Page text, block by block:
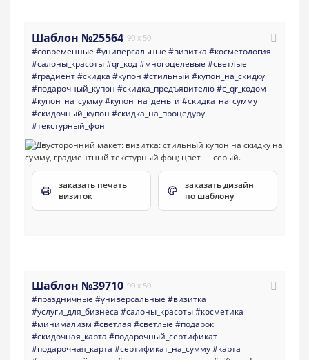
Шаблон №25564 90 x 50
#современные #универсальные #визитка #косметология
#салоны_красоты#qr_код#многоцелевые #светлые
#градиент#скидка #купон #стильный #купон_на_скидку
#подарочный_купон #скидка_предъявителю#с_qr_кодом
#купон_на_сумму#купон_на_деньги #скидка_на_сумму
#скидочный_купон #скидка_на_процедуру
#текстурный_фон
заказать печать
визиток
заказать дизайн
по шаблону
Шаблон №39710 90 x 50
#праздничные #универсальные #визитка
#услуги_для_бизнеса #салоны_красоты#косметика
#минимализм #светлая #светлые #подарок
#скидочная_карта #подарочный_сертификат
#подарочная_карта #сертификат_на_сумму#карта